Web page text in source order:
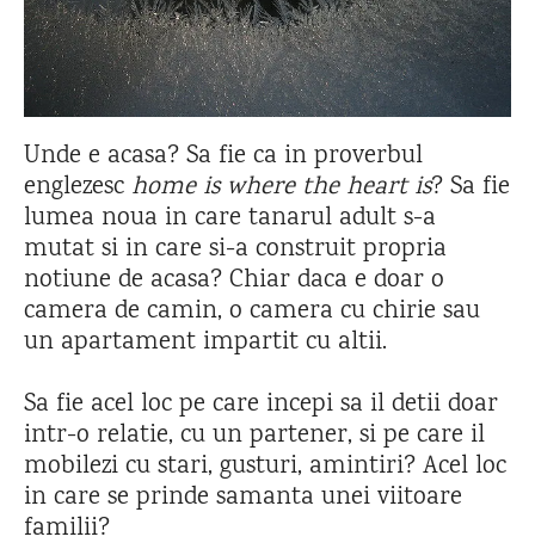
Unde e acasa? Sa fie ca in proverbul
englezesc home is where the heart is? Sa fie
lumea noua in care tanarul adult s-a
mutat si in care si-a construit propria
notiune de acasa? Chiar daca e doar o
camera de camin, o camera cu chirie sau
un apartament impartit cu altii.
Sa fie acel loc pe care incepi sa il detii doar
intr-o relatie, cu un partener, si pe care il
mobilezi cu stari, gusturi, amintiri? Acel loc
in care se prinde samanta unei viitoare
familii?